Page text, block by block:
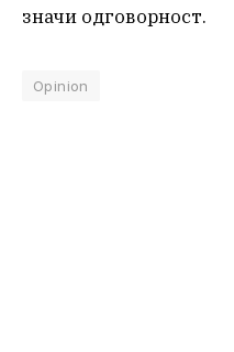
значи одговорност.
Opinion